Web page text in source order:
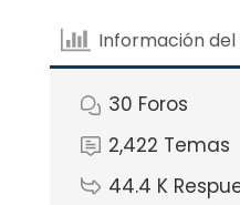
Información
30 Foros
2,422 Temas
44.4 K